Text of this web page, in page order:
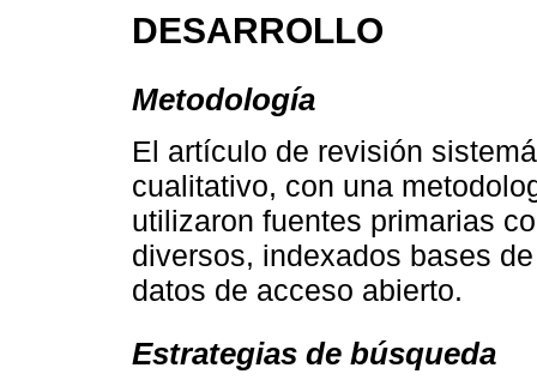
DESARROLLO
Metodología
El artículo de revisión
cualitativo, con una
utilizaron fuentes primarias
diversos, indexados bases
datos de acceso abierto.
Estrategias de búsqueda